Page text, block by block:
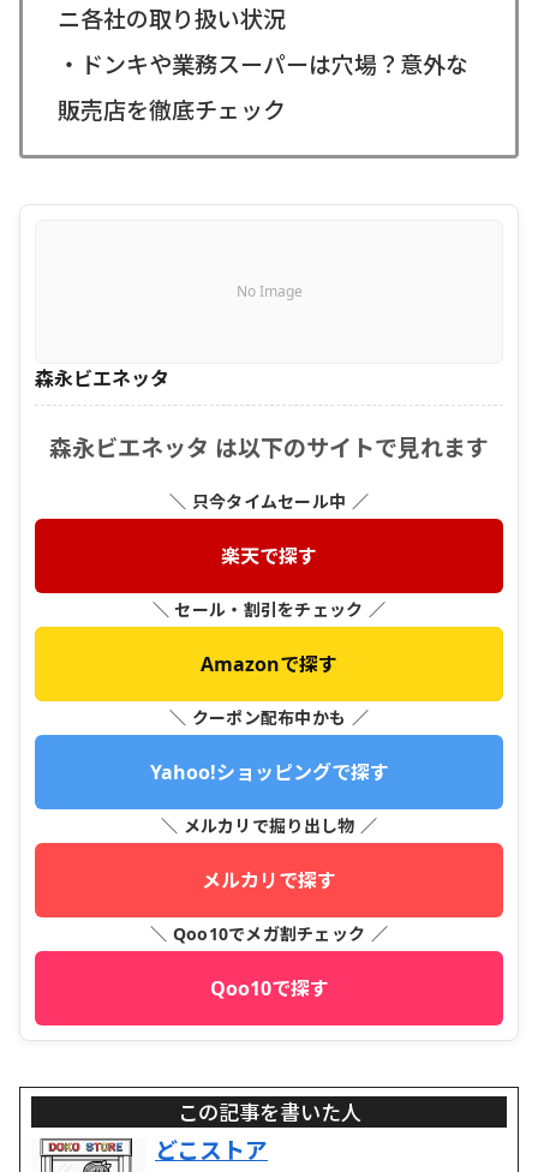
ニ各社の取り扱い状況
・ドンキや業務スーパーは穴場？意外な
販売店を徹底チェック
No Image
森永ビエネッタ
森永ビエネッタ は以下のサイトで見れます
＼ 只今タイムセール中 ／
楽天で探す
＼ セール・割引をチェック ／
Amazonで探す
＼ クーポン配布中かも ／
Yahoo!ショッピングで探す
＼ メルカリで掘り出し物 ／
メルカリで探す
＼ Qoo10でメガ割チェック ／
Qoo10で探す
この記事を書いた人
どこストア